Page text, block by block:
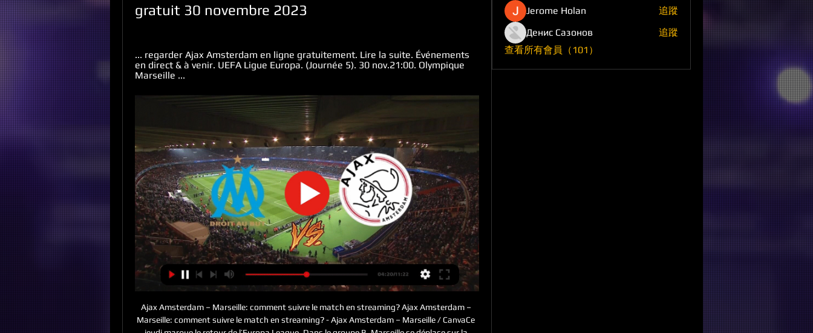
gratuit 30 novembre 2023
... regarder Ajax Amsterdam en ligne gratuitement. Lire la suite. Événements
en direct & à venir. UEFA Ligue Europa. (Journée 5). 30 nov.21:00. Olympique
Marseille ...
Ajax Amsterdam – Marseille: comment suivre le match en streaming? Ajax Amsterdam –
Marseille: comment suivre le match en streaming? - Ajax Amsterdam – Marseille / CanvaCe
Jerome Holan
追蹤
Денис Сазонов
追蹤
查看所有會員（101）